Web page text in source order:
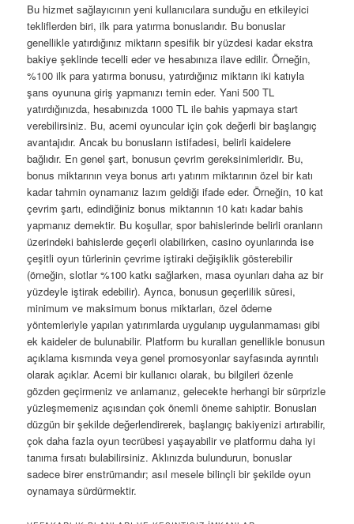
Bu hizmet sağlayıcının yeni kullanıcılara sunduğu en etkileyici
tekliflerden biri, ilk para yatırma bonuslarıdır. Bu bonuslar
genellikle yatırdığınız miktarın spesifik bir yüzdesi kadar ekstra
bakiye şeklinde tecelli eder ve hesabınıza ilave edilir. Örneğin,
%100 ilk para yatırma bonusu, yatırdığınız miktarın iki katıyla
şans oyununa giriş yapmanızı temin eder. Yani 500 TL
yatırdığınızda, hesabınızda 1000 TL ile bahis yapmaya start
verebilirsiniz. Bu, acemi oyuncular için çok değerli bir başlangıç
avantajıdır. Ancak bu bonusların istifadesi, belirli kaidelere
bağlıdır. En genel şart, bonusun çevrim gereksinimleridir. Bu,
bonus miktarının veya bonus artı yatırım miktarının özel bir katı
kadar tahmin oynamanız lazım geldiği ifade eder. Örneğin, 10 kat
çevrim şartı, edindiğiniz bonus miktarının 10 katı kadar bahis
yapmanız demektir. Bu koşullar, spor bahislerinde belirli oranların
üzerindeki bahislerde geçerli olabilirken, casino oyunlarında ise
çeşitli oyun türlerinin çevrime iştiraki değişiklik gösterebilir
(örneğin, slotlar %100 katkı sağlarken, masa oyunları daha az bir
yüzdeyle iştirak edebilir). Ayrıca, bonusun geçerlilik süresi,
minimum ve maksimum bonus miktarları, özel ödeme
yöntemleriyle yapılan yatırımlarda uygulanıp uygulanmaması gibi
ek kaideler de bulunabilir. Platform bu kuralları genellikle bonusun
açıklama kısmında veya genel promosyonlar sayfasında ayrıntılı
olarak açıklar. Acemi bir kullanıcı olarak, bu bilgileri özenle
gözden geçirmeniz ve anlamanız, gelecekte herhangi bir sürprizle
yüzleşmemeniz açısından çok önemli öneme sahiptir. Bonusları
düzgün bir şekilde değerlendirerek, başlangıç bakiyenizi artırabilir,
çok daha fazla oyun tecrübesi yaşayabilir ve platformu daha iyi
tanıma fırsatı bulabilirsiniz. Aklınızda bulundurun, bonuslar
sadece birer enstrümandır; asıl mesele bilinçli bir şekilde oyun
oynamaya sürdürmektir.